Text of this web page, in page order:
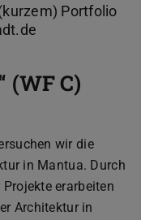
Portfolio
(WF C)
wir die
in Mantua. Durch
erarbeiten
Architektur in